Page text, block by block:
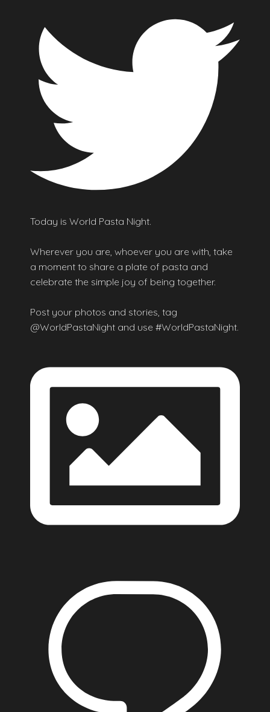
Today is World Pasta Night.
Wherever you are, whoever you are with, take
a moment to share a plate of pasta and
celebrate the simple joy of being together.
Post your photos and stories, tag
@WorldPastaNight and use #WorldPastaNight.